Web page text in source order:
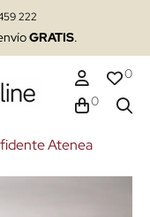
222
GRATIS.
0
0
Atenea